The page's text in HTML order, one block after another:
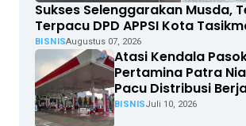
Sukses Selenggarakan Musda,
Terpacu DPD APPSI Kota
BISNISAugustus 07, 2026
Atasi Kendala
Pertamina Patra
Pacu Distribusi
Optimal
BISNISJuli 10, 2026